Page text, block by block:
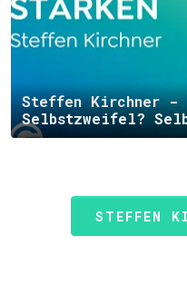
Steffen Kirchner -
Selbstzweifel?
STEFFEN